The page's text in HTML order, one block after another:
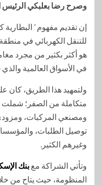
وصرح رضا بعلبكي الرئيس
للتنقل الكهربائي في
هو أكثر بكثير من مجرد
في الأسواق العالمية
ولتمهيد هذا الطريق، كان
متكاملة من الصفر؛ شملت
ومصنعي المركبات،
توصيل الطلبات،
وغيرهم الكثير.
وتأتي الشراكة مع بنك
المنظومة، حيث يتاح من